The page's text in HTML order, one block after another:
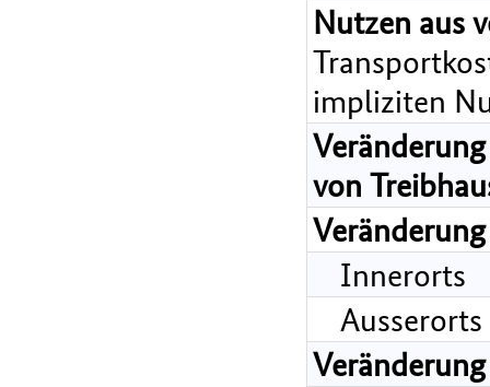
Nutzen aus
impliziten
von
Innerorts
Ausserorts